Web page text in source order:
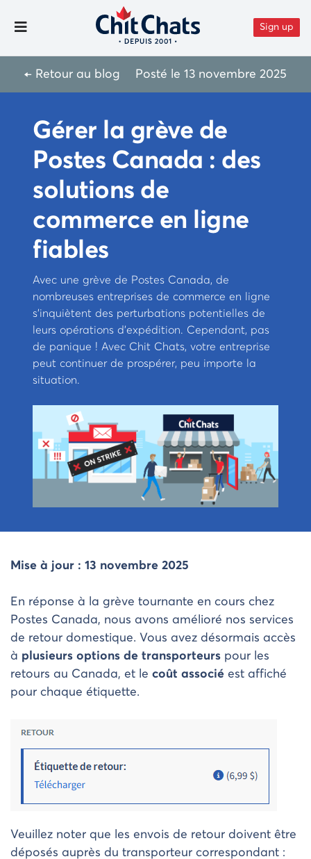
Sign up
← Retour au blog Posté le 13 novembre 2025
Gérer la grève de
Postes Canada : des
solutions de
commerce en ligne
fiables
Avec une grève de Postes Canada, de
nombreuses entreprises de commerce en ligne
s’inquiètent des perturbations potentielles de
leurs opérations d’expédition. Cependant, pas
de panique ! Avec Chit Chats, votre entreprise
peut continuer de prospérer, peu importe la
situation.
Mise à jour : 13 novembre 2025
En réponse à la grève tournante en cours chez
Postes Canada, nous avons amélioré nos services
de retour domestique. Vous avez désormais accès
à plusieurs options de transporteurs pour les
retours au Canada, et le coût associé est affiché
pour chaque étiquette.
Veuillez noter que les envois de retour doivent être
déposés auprès du transporteur correspondant :